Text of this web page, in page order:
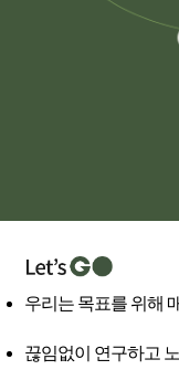
우리는 목표를 위해
끊임없이 연구하고